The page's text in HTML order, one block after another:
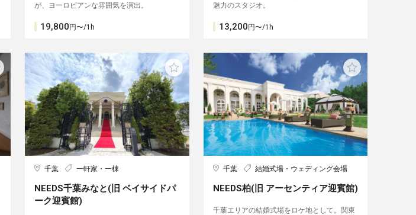
が、ヨーロピアンな雰囲気を演出。
19,800 円〜/1h
魅力のスタジオ。
13,200 円〜/1h
千葉 一軒家・一棟
NEEDS千葉みなと(旧 ベイサイドパ
ーク迎賓館)
千葉 結婚式場・ウェディング会場
NEEDS柏(旧 アーセンティア迎賓館)
千葉エリアの結婚式場をロケ地として。関東